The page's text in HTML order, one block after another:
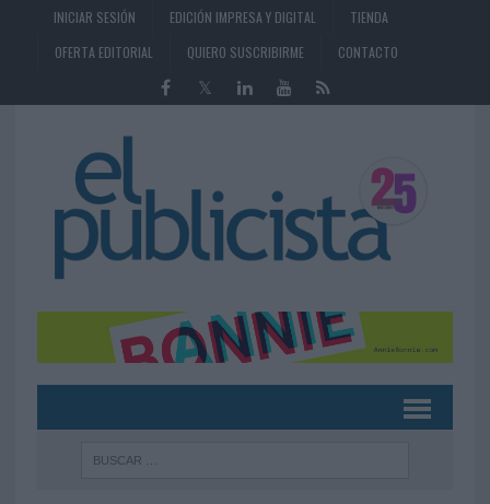
INICIAR SESIÓN EDICIÓN IMPRESA Y DIGITAL
TIENDA
OFERTA EDITORIAL
QUIERO SUSCRIBIRME CONTACTO